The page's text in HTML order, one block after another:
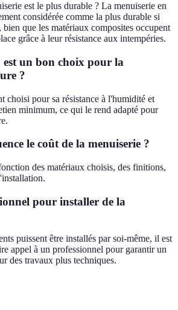
est le plus durable ? La menuiserie en
considérée comme la plus durable si
bien que les matériaux composites occupent
grâce à leur résistance aux intempéries.
est un bon choix pour la
?
choisi pour sa résistance à l'humidité et
minimum, ce qui le rend adapté pour
le coût de la menuiserie ?
des matériaux choisis, des finitions,
pour installer de la
puissent être installés par soi-même, il est
appel à un professionnel pour garantir un
des travaux plus techniques.